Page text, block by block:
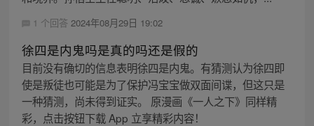
1 个回答 2024年08月29日 19:02
徐四是内鬼吗是真的吗还是假的
目前没有确切的信息表明徐四是内鬼。有猜测认为徐四即
使是叛徒也可能是为了保护冯宝宝做双面间谍，但这只是
一种猜测，尚未得到证实。 原漫画《一人之下》同样精
彩，点击按钮下载 App 立享精彩内容！